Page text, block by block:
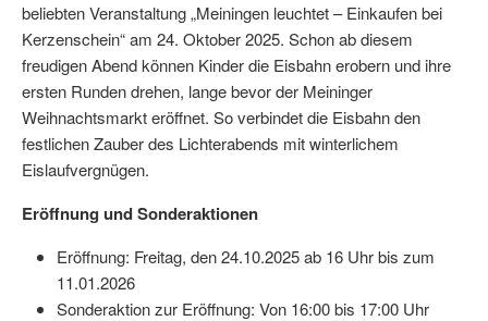
beliebten Veranstaltung „Meiningen leuchtet – Einkaufen bei
Kerzenschein“ am 24. Oktober 2025. Schon ab diesem
freudigen Abend können Kinder die Eisbahn erobern und ihre
ersten Runden drehen, lange bevor der Meininger
Weihnachtsmarkt eröffnet. So verbindet die Eisbahn den
festlichen Zauber des Lichterabends mit winterlichem
Eislaufvergnügen.
Eröffnung und Sonderaktionen
Eröffnung: Freitag, den 24.10.2025 ab 16 Uhr bis zum
11.01.2026
Sonderaktion zur Eröffnung: Von 16:00 bis 17:00 Uhr